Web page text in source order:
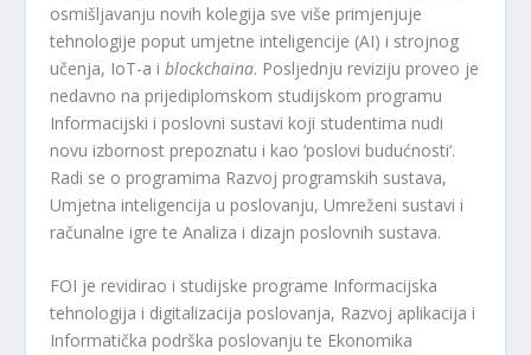
osmišljavanju novih kolegija sve više primjenjuje
tehnologije poput umjetne inteligencije (AI) i strojnog
učenja, IoT-a iblockchaina. Posljednju reviziju proveo je
nedavno na prijediplomskom studijskom programu
Informacijski i poslovni sustavi koji studentima nudi
novu izbornost prepoznatu i kao ‘poslovi budućnosti‘.
Radi se o programima Razvoj programskih sustava,
Umjetna inteligencija u poslovanju, Umreženi sustavi i
računalne igre te Analiza i dizajn poslovnih sustava.
FOI je revidirao i studijske programe Informacijska
tehnologija i digitalizacija poslovanja, Razvoj aplikacija i
Informatička podrška poslovanju te Ekonomika